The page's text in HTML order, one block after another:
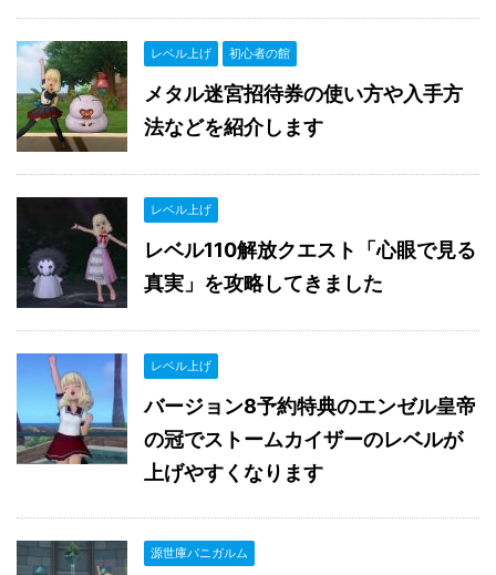
レベル上げ 初心者の館
メタル迷宮招待券の使い方や入手方
法などを紹介します
レベル上げ
レベル110解放クエスト「心眼で見る
真実」を攻略してきました
レベル上げ
バージョン8予約特典のエンゼル皇帝
の冠でストームカイザーのレベルが
上げやすくなります
源世庫パニガルム